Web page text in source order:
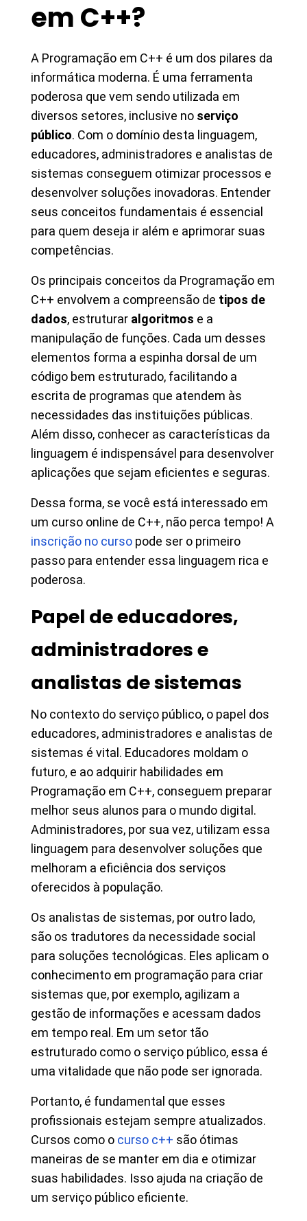
em C++?
A Programação em C++ é um dos pilares da
informática moderna. É uma ferramenta
poderosa que vem sendo utilizada em
diversos setores, inclusive no serviço
público. Com o domínio desta linguagem,
educadores, administradores e analistas de
sistemas conseguem otimizar processos e
desenvolver soluções inovadoras. Entender
seus conceitos fundamentais é essencial
para quem deseja ir além e aprimorar suas
competências.
Os principais conceitos da Programação em
C++ envolvem a compreensão de tipos de
dados, estruturar algoritmos e a
manipulação de funções. Cada um desses
elementos forma a espinha dorsal de um
código bem estruturado, facilitando a
escrita de programas que atendem às
necessidades das instituições públicas.
Além disso, conhecer as características da
linguagem é indispensável para desenvolver
aplicações que sejam eficientes e seguras.
Dessa forma, se você está interessado em
um curso online de C++, não perca tempo! A
inscrição no curso pode ser o primeiro
passo para entender essa linguagem rica e
poderosa.
Papel de educadores,
administradores e
analistas de sistemas
No contexto do serviço público, o papel dos
educadores, administradores e analistas de
sistemas é vital. Educadores moldam o
futuro, e ao adquirir habilidades em
Programação em C++, conseguem preparar
melhor seus alunos para o mundo digital.
Administradores, por sua vez, utilizam essa
linguagem para desenvolver soluções que
melhoram a eficiência dos serviços
oferecidos à população.
Os analistas de sistemas, por outro lado,
são os tradutores da necessidade social
para soluções tecnológicas. Eles aplicam o
conhecimento em programação para criar
sistemas que, por exemplo, agilizam a
gestão de informações e acessam dados
em tempo real. Em um setor tão
estruturado como o serviço público, essa é
uma vitalidade que não pode ser ignorada.
Portanto, é fundamental que esses
profissionais estejam sempre atualizados.
Cursos como o curso c++ são ótimas
maneiras de se manter em dia e otimizar
suas habilidades. Isso ajuda na criação de
um serviço público eficiente.